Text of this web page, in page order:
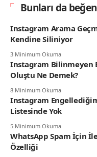
Bunları da
Instagram Arama
Kendine Siliniyor
3 Minimum Okuma
Instagram Bilinmeyen
Oluştu Ne Demek?
8 Minimum Okuma
Instagram
Listesinde Yok
5 Minimum Okuma
WhatsApp Spam İçin
Özelliği